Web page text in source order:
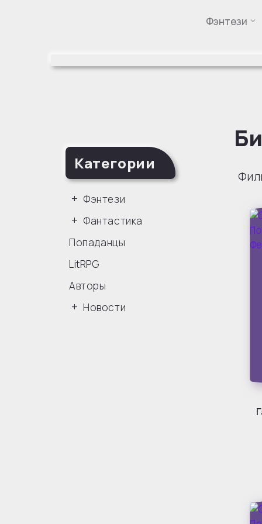
Фэнтези
Категории
Фэнтези
Фантастика
Попаданцы
LitRPG
Авторы
Новости